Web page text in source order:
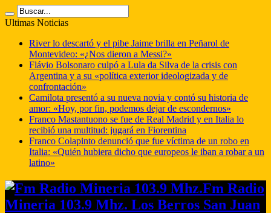
Ultimas Noticias
River lo descartó y el pibe Jaime brilla en Peñarol de
Montevideo: «¿Nos dieron a Messi?»
Flávio Bolsonaro culpó a Lula da Silva de la crisis con
Argentina y a su «política exterior ideologizada y de
confrontación»
Camilota presentó a su nueva novia y contó su historia de
amor: «Hoy, por fin, podemos dejar de escondernos»
Franco Mastantuono se fue de Real Madrid y en Italia lo
recibió una multitud: jugará en Fiorentina
Franco Colapinto denunció que fue víctima de un robo en
Italia: «Quién hubiera dicho que europeos le iban a robar a un
latino»
Fm Radio
Mineria 103.9 Mhz. Los Berros San Juan